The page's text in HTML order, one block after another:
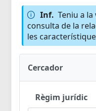
Inf. Teniu a
consulta de la
les
Cercador
Règim jurídic